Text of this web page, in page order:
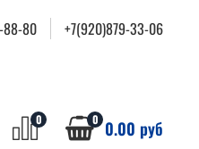
88-80 +7(920)879-33-06
0 0 0.00 руб